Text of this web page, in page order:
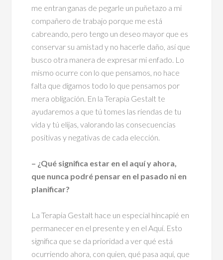
me entran ganas de pegarle un puñetazo a mi
compañero de trabajo porque me está
cabreando, pero tengo un deseo mayor que es
conservar su amistad y no hacerle daño, así que
busco otra manera de expresar mi enfado. Lo
mismo ocurre con lo que pensamos, no hace
falta que digamos todo lo que pensamos por
mera obligación. En la Terapia Gestalt te
ayudaremos a que tú tomes las riendas de tu
vida y tú elijas, valorando las consecuencias
positivas y negativas de cada elección.
– ¿Qué significa estar en el aquí y ahora,
que nunca podré pensar en el pasado ni en
planificar?
La Terapia Gestalt hace un especial hincapié en
permanecer en el presente y en el Aquí. Esto
significa que se da prioridad a ver qué está
ocurriendo ahora, con quien, qué pasa aquí, que